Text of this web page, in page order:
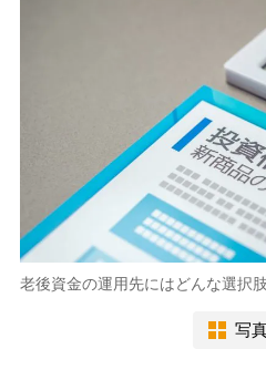
老後資金の運用先にはどんな選択
写